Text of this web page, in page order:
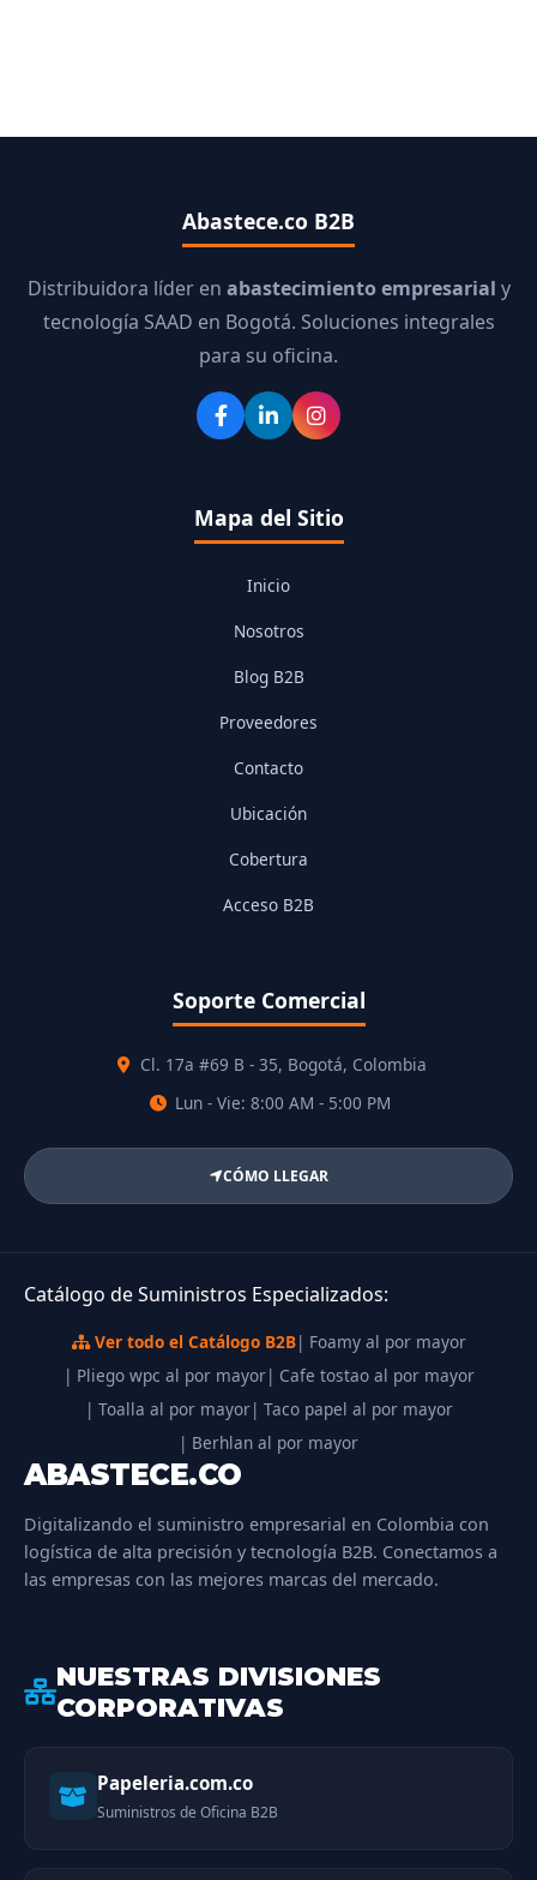
Abastece.co B2B
Distribuidora líder en abastecimiento empresarial y
tecnología SAAD en Bogotá. Soluciones integrales
para su oficina.
Mapa del Sitio
Inicio
Nosotros
Blog B2B
Proveedores
Contacto
Ubicación
Cobertura
Acceso B2B
Soporte Comercial
Cl. 17a #69 B - 35, Bogotá, Colombia
Lun - Vie: 8:00 AM - 5:00 PM
CÓMO LLEGAR
Catálogo de Suministros Especializados:
Ver todo el Catálogo B2B| Foamy al por mayor
| Pliego wpc al por mayor| Cafe tostao al por mayor
| Toalla al por mayor| Taco papel al por mayor
| Berhlan al por mayor
ABASTECE.CO
Digitalizando el suministro empresarial en Colombia con
logística de alta precisión y tecnología B2B. Conectamos a
las empresas con las mejores marcas del mercado.
NUESTRAS DIVISIONES
CORPORATIVAS
Papeleria.com.co
Suministros de Oficina B2B